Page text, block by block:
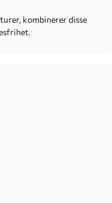
kombinerer disse